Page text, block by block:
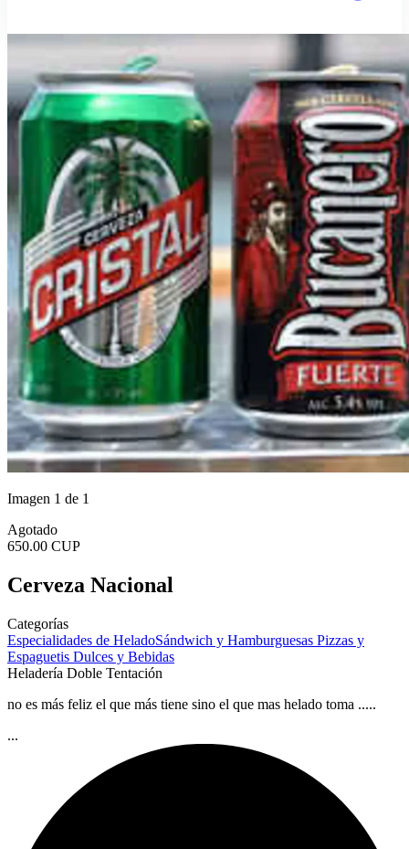
Imagen 1 de 1
Agotado
650.00 CUP
Cerveza Nacional
Categorías
Especialidades de HeladoSándwich y Hamburguesas Pizzas y
Espaguetis Dulces y Bebidas
Heladería Doble Tentación
no es más feliz el que más tiene sino el que mas helado toma .....
...